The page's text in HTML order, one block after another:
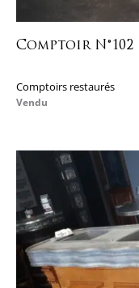
Comptoir N°102
Comptoirs restaurés
Vendu